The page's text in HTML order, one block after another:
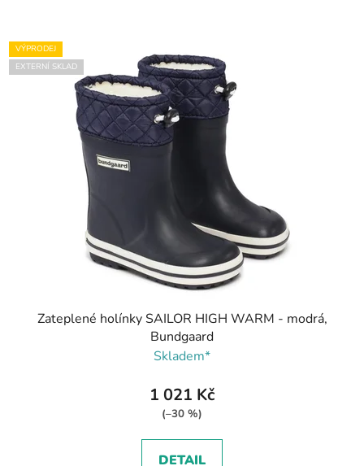
VÝPRODEJ
EXTERNÍ SKLAD
Zateplené holínky SAILOR HIGH WARM - modrá,
Bundgaard
Skladem*
1 021 Kč
(–30 %)
DETAIL